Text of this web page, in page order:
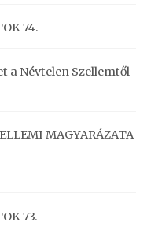
74.
a Névtelen Szellemtől
MAGYARÁZATA
73.